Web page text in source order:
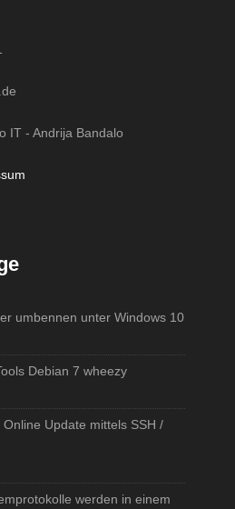
IT - Andrija Bandalo
umbennen unter Windows 10
Debian 7 wheezy
Update mittels SSH /
werden in einem